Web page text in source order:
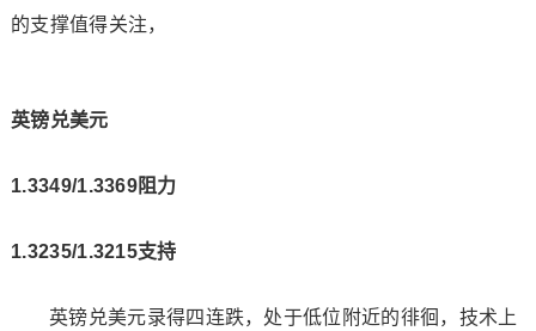
的支撑值得关注，
英镑兑美元
1.3349/1.3369阻力
1.3235/1.3215支持
英镑兑美元录得四连跌，处于低位附近的徘徊，技术上